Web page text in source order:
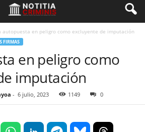
autopuesta en peligro como excluyente de imputación
FIRMAS
en peligro como
imputación
- 6 julio, 2023 1149 0